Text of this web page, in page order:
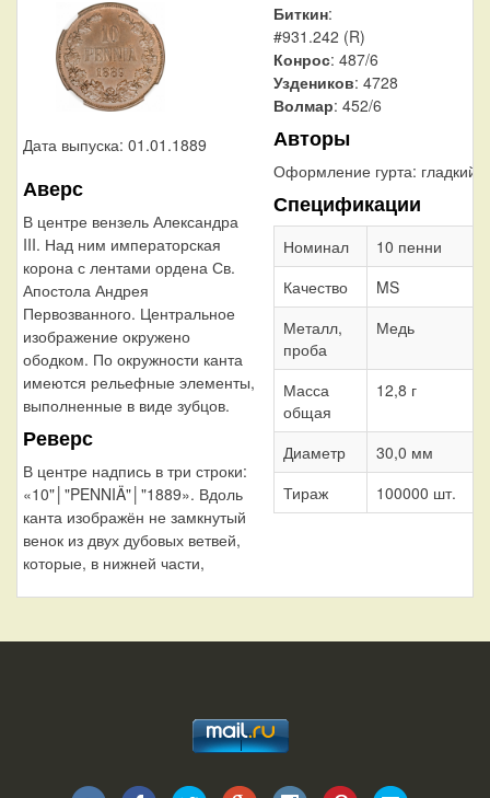
Дата выпуска: 01.01.1889
Аверс
В центре вензель Александра
III. Над ним императорская
корона с лентами ордена Св.
Апостола Андрея
Первозванного. Центральное
изображение окружено
ободком. По окружности канта
имеются рельефные элементы,
выполненные в виде зубцов.
Реверс
В центре надпись в три строки:
«10"│"PENNIÄ"│"1889». Вдоль
канта изображён не замкнутый
венок из двух дубовых ветвей,
которые, в нижней части,
Биткин:
#931.242 (R)
Конрос: 487/6
Уздеников: 4728
Волмар: 452/6
Авторы
Оформление гурта: гладкий
Спецификации
Номинал
10 пенни
Качество
MS
Металл,
проба
Медь
Масса
общая
12,8 г
Диаметр
30,0 мм
Тираж
100000 шт.